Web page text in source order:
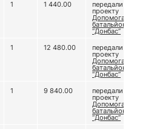
1 1 440.00 передали
проекту
Допомога
батальйону
“Донбас”
1 12 480.00 передали
проекту
Допомога
батальйону
“Донбас”
1 9 840.00 передали
проекту
Допомога
батальйону
“Донбас”